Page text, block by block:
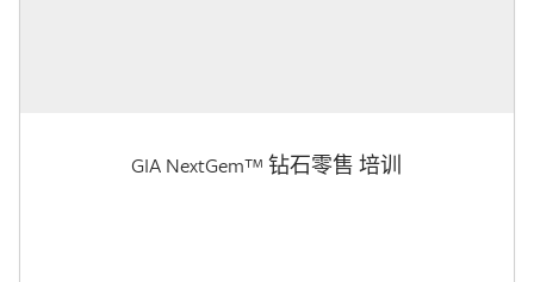
GIA NextGem™ 钻石零售 培训